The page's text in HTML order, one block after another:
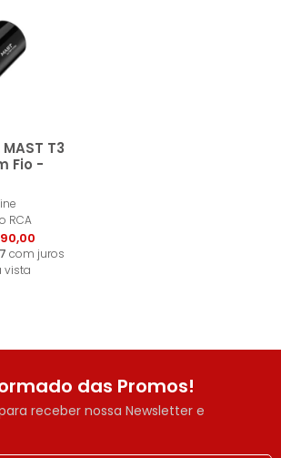
T3
Fio -
RCA
com juros
vista
das Promos!
receber nossa Newsletter e